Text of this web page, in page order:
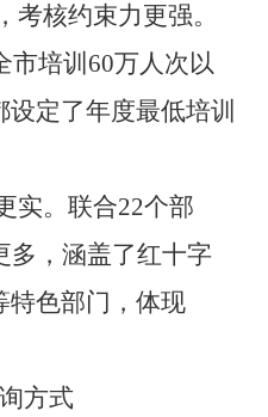
考核约束力更强。
市培训60万人次以
定了年度最低培训
实。联合22个部
多，涵盖了红十字
特色部门，体现
方式